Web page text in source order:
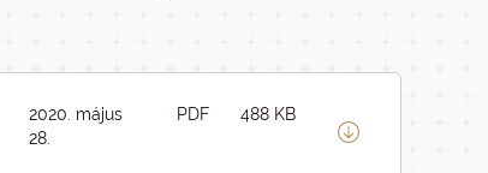
2020. május
28.
PDF 488 KB